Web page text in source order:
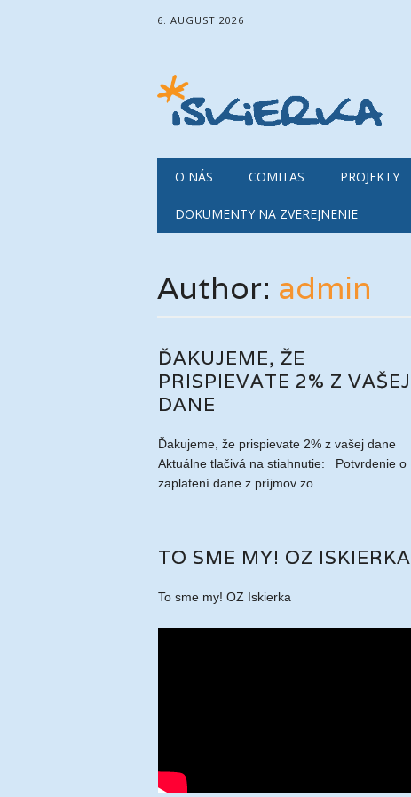
6. AUGUST 2026
Main menu
O NÁS COMITAS PROJEKTY
DOKUMENTY NA ZVEREJNENIE
Author: admin
ĎAKUJEME, ŽE
PRISPIEVATE 2% Z VAŠEJ
DANE
Ďakujeme, že prispievate 2% z vašej dane
Aktuálne tlačivá na stiahnutie: Potvrdenie o
zaplatení dane z príjmov zo...
TO SME MY! OZ ISKIERKA
To sme my! OZ Iskierka